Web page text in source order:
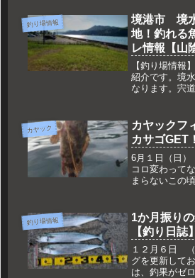
釣り場情報
境港市 境
地！釣れる
レ情報【山
【釣り場情報
紹介です。境
なります。宍
いの人も集ま
カヤック
カヤックフ
カサゴGET
6月１日（日
コロ変わって
まらないこの
かなと伺って
強い予報だっ
m...
釣り場情報
1か月振り
【釣り日誌】
１２月６日
グを更新して
は、釣果がゼ